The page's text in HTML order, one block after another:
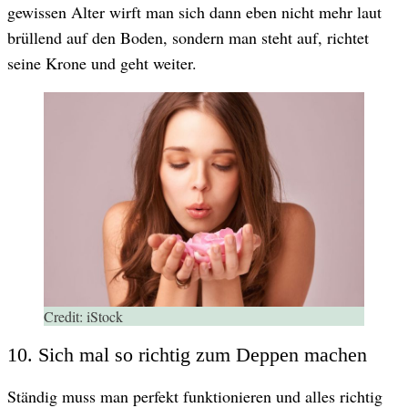
gewissen Alter wirft man sich dann eben nicht mehr laut
brüllend auf den Boden, sondern man steht auf, richtet
seine Krone und geht weiter.
Credit: iStock
10. Sich mal so richtig zum Deppen machen
Ständig muss man perfekt funktionieren und alles richtig